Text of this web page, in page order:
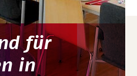
für
in